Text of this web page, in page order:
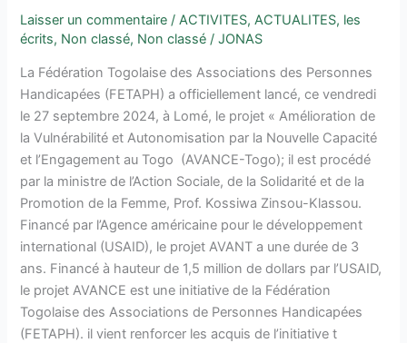
Laisser un commentaire /ACTIVITES,ACTUALITES, les
écrits, Non classé, Non classé /JONAS
La Fédération Togolaise des Associations des Personnes
Handicapées (FETAPH) a officiellement lancé, ce vendredi
le 27 septembre 2024, à Lomé, le projet « Amélioration de
la Vulnérabilité et Autonomisation par la Nouvelle Capacité
et l’Engagement au Togo (AVANCE-Togo); il est procédé
par la ministre de l’Action Sociale, de la Solidarité et de la
Promotion de la Femme, Prof. Kossiwa Zinsou-Klassou.
Financé par l’Agence américaine pour le développement
international (USAID), le projet AVANT a une durée de 3
ans. Financé à hauteur de 1,5 million de dollars par l’USAID,
le projet AVANCE est une initiative de la Fédération
Togolaise des Associations de Personnes Handicapées
(FETAPH). il vient renforcer les acquis de l’initiative t
la
et
l’autonomisation
des
personnes
handicapées